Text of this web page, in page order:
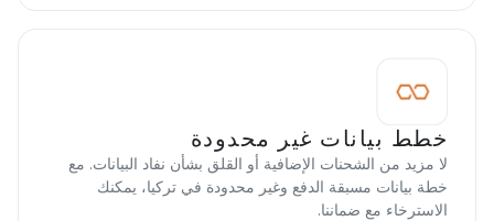
خطط بيانات غير محدودة
لا مزيد من الشحنات الإضافية أو القلق بشأن نفاد البيانات. مع
خطة بيانات مسبقة الدفع وغير محدودة في تركيا، يمكنك
الاسترخاء مع ضماننا.